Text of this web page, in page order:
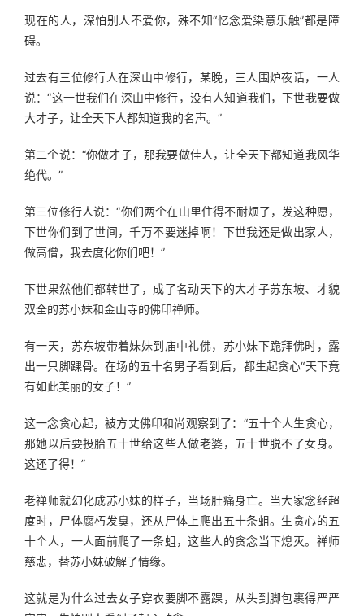
现在的人，深怕别人不爱你，殊不知“忆念爱染意乐触”都是障
碍。
过去有三位修行人在深山中修行，某晚，三人围炉夜话，一人
说：“这一世我们在深山中修行，没有人知道我们，下世我要做
大才子，让全天下人都知道我的名声。”
第二个说：“你做才子，那我要做佳人，让全天下都知道我风华
绝代。”
第三位修行人说：“你们两个在山里住得不耐烦了，发这种愿，
下世你们到了世间，千万不要迷掉啊！下世我还是做出家人，
做高僧，我去度化你们吧！”
下世果然他们都转世了，成了名动天下的大才子苏东坡、才貌
双全的苏小妹和金山寺的佛印禅师。
有一天，苏东坡带着妹妹到庙中礼佛，苏小妹下跪拜佛时，露
出一只脚踝骨。在场的五十名男子看到后，都生起贪心“天下竟
有如此美丽的女子！”
这一念贪心起，被方丈佛印和尚观察到了：“五十个人生贪心，
那她以后要投胎五十世给这些人做老婆，五十世脱不了女身。
这还了得！”
老禅师就幻化成苏小妹的样子，当场肚痛身亡。当大家念经超
度时，尸体腐朽发臭，还从尸体上爬出五十条蛆。生贪心的五
十个人，一人面前爬了一条蛆，这些人的贪念当下熄灭。禅师
慈悲，替苏小妹破解了情缘。
这就是为什么过去女子穿衣要脚不露踝，从头到脚包裹得严严